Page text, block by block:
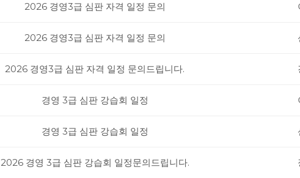
2026 경영3급 심판 자격 일정 문의
2026 경영3급 심판 자격 일정 문의
2026 경영3급 심판 자격 일정 문의드립니다.
경영 3급 심판 강습회 일정
경영 3급 심판 강습회 일정
2026 경영 3급 심판 강습회 일정문의드립니다.